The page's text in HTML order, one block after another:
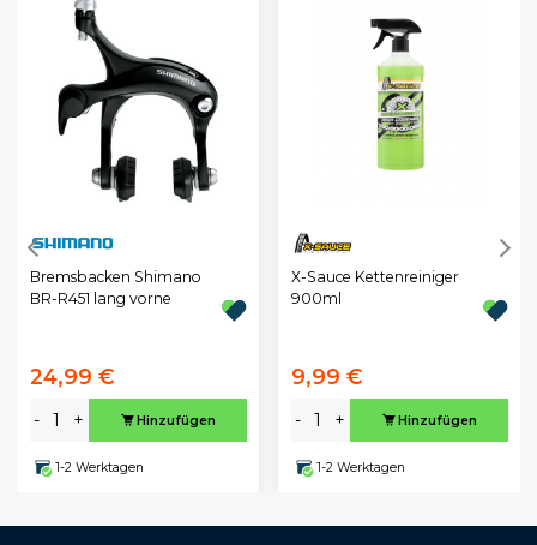
Bremsbacken Shimano
BR-R451 lang vorne
24,99 €
- + Hinzufügen
1-2 Werktagen
X-Sauce Kettenreiniger
900ml
9,99 €
- + Hinzufügen
1-2 Werktagen